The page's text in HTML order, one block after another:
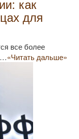
как
для
все более
…«Читать дальше»